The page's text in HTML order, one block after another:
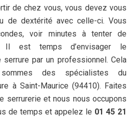
de chez vous, vous devez vous
de dextérité avec celle-ci. Vous
voir minutes à tenter de
Il est temps d’envisager le
par un professionnel. Cela
des spécialistes du
à Saint-Maurice (94410). Faites
serrurerie et nous nous occupons
de temps et appelez le 01 45 21